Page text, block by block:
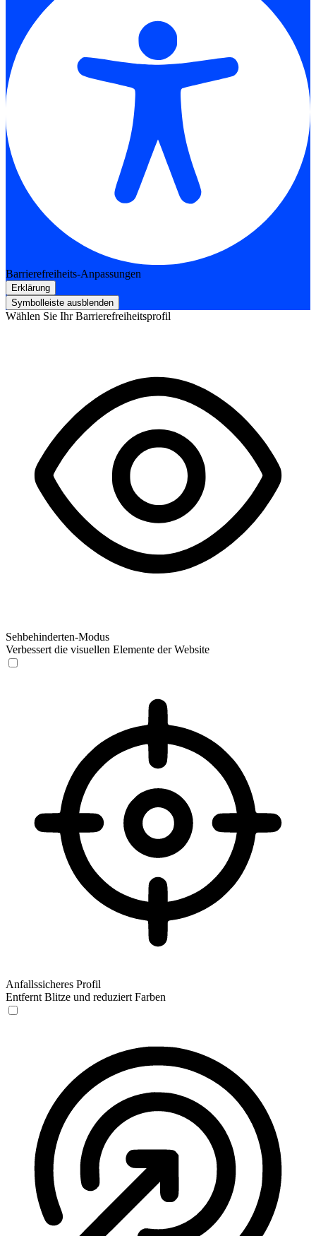
Barrierefreiheits-Anpassungen
Erklärung
Symbolleiste ausblenden
Wählen Sie Ihr Barrierefreiheitsprofil
Sehbehinderten-Modus
Verbessert die visuellen Elemente der Website
Anfallssicheres Profil
Entfernt Blitze und reduziert Farben